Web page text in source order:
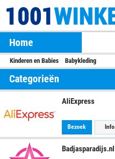
Home
Kinderen en Babies Babykleding
Categorieën
AliExpress
Bezoek Info
Badjasparadijs.nl